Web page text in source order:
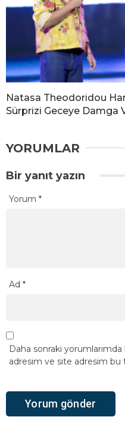
Natasa Theodoridou
Sürprizi Geceye Damga
YORUMLAR
Bir yanıt yazın
Yorum *
Ad *
Daha sonraki yorumlarımda
adresim ve site adresim bu